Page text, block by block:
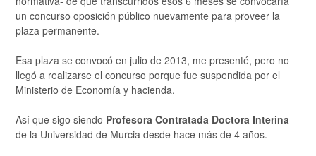
un concurso oposición público nuevamente para proveer la
plaza permanente.
Esa plaza se convocó en julio de 2013, me presenté, pero no
llegó a realizarse el concurso porque fue suspendida por el
Ministerio de Economía y hacienda.
Así que sigo siendo Profesora Contratada Doctora Interina
de la Universidad de Murcia desde hace más de 4 años.